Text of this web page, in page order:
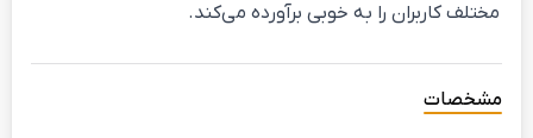
مختلف کاربران را به خوبی برآورده می‌کند.
مشخصات